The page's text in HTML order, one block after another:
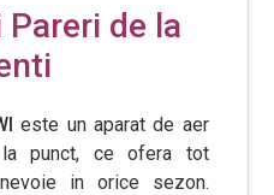
de la
este un aparat de aer
punct, ce ofera tot
in orice sezon.